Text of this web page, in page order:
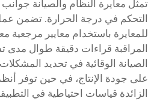
تمثل معايرة النظام والصيانة
التحكم في درجة الحرارة. تضمن
للمعايرة باستخدام معايير مرجعية
المراقبة قراءات دقيقة طوال مدى
الصيانة الوقائية في تحديد
على جودة الإنتاج، في حين توفر
الزائدة قياسات احتياطية في